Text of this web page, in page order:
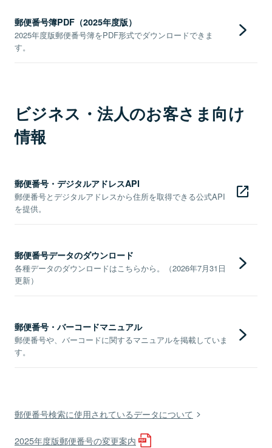
郵便番号簿PDF（2025年度版）
2025年度版郵便番号簿をPDF形式でダウンロードできま
す。
ビジネス・法人のお客さま向け
情報
郵便番号・デジタルアドレスAPI
郵便番号とデジタルアドレスから住所を取得できる公式API
を提供。
郵便番号データのダウンロード
各種データのダウンロードはこちらから。（2026年7月31日
更新）
郵便番号・バーコードマニュアル
郵便番号や、バーコードに関するマニュアルを掲載していま
す。
郵便番号検索に使用されているデータについて
2025年度版郵便番号の変更案内